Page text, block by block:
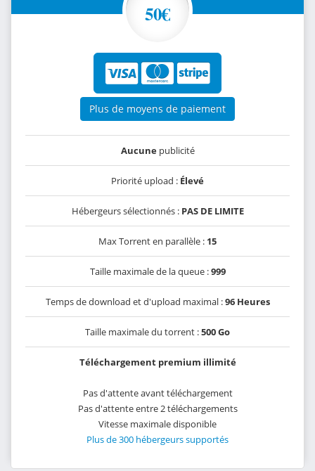
50€
Plus de moyens de paiement
Aucunepublicité
Priorité upload : Élevé
Hébergeurs sélectionnés : PAS DE LIMITE
Max Torrent en parallèle : 15
Taille maximale de la queue :999
Temps de download et d'upload maximal :96 Heures
Taille maximale du torrent :500 Go
Téléchargement premium illimité
Pas d'attente avant téléchargement
Pas d'attente entre 2 téléchargements
Vitesse maximale disponible
Plus de 300 hébergeurs supportés